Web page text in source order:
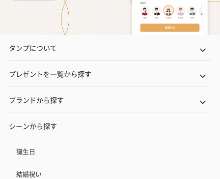
タンプについて
プレゼントを一覧から探す
ブランドから探す
シーンから探す
誕生日
結婚祝い